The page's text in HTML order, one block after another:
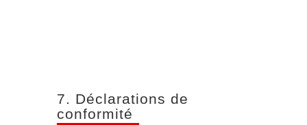
7. Déclarations de
conformité